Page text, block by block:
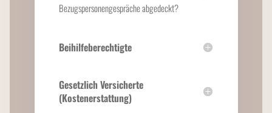
Bezugspersonengespräche abgedeckt?
Beihilfeberechtigte
Gesetzlich Versicherte
(Kostenerstattung)